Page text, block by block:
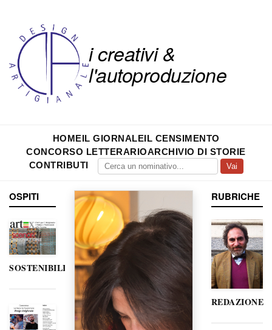
i creativi &
l'autoproduzione
HOMEIL GIORNALEIL CENSIMENTO
CONCORSO LETTERARIOARCHIVIO DI STORIE
CONTRIBUTI
Vai
OSPITI
SOSTENIBILITÀ
RUBRICHE
REDAZIONE